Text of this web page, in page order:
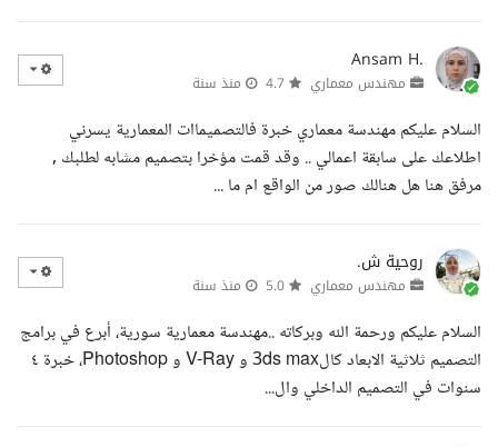
Ansam H.
مهندس معماري منذ سنة
السلام عليكم مهندسة معماري خبرة فالتصميماات المعمارية يسرني
اطلاعك على سابقة اعمالي .. وقد قمت مؤخرا بتصميم مشابه لطلبك ,
مرفق هنا هل هنالك صور من الواقع ام ما ...
روحية ش.
مهندس معماري منذ سنة
السلام عليكم ورحمة الله وبركاته ..مهندسة معمارية سورية، أبرع في برامج
التصميم ثلاثية الابعاد كال3ds max و V-Ray و Photoshop، خبرة ٤
سنوات في التصميم الداخلي وال...